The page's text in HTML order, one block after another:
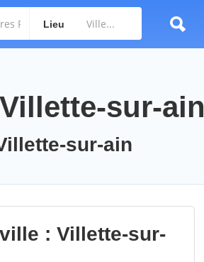
Lieu
sur-ain
sur-ain
: Villette-sur-